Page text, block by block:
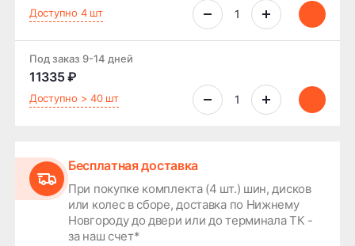
Доступно 4 шт
Под заказ 9-14 дней
11335 ₽
Доступно > 40 шт
Бесплатная доставка
При покупке комплекта (4 шт.) шин, дисков
или колес в сборе, доставка по Нижнему
Новгороду до двери или до терминала ТК -
за наш счет*